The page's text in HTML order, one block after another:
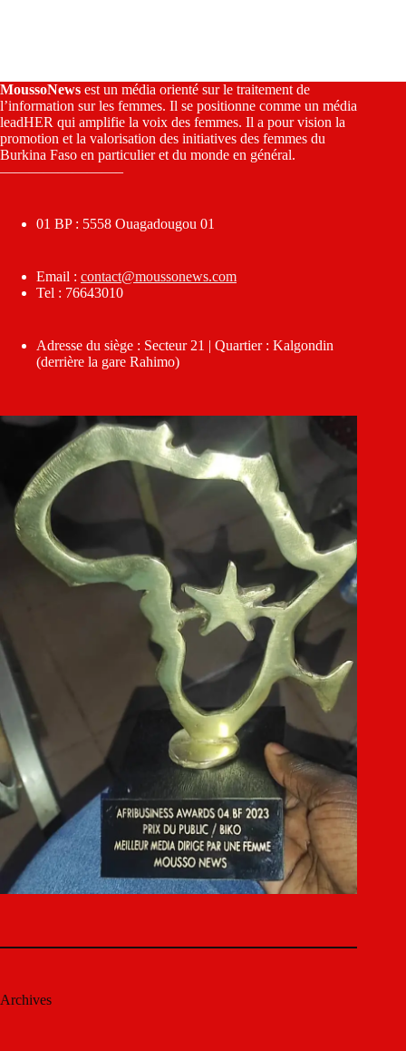
MoussoNews est un média orienté sur le traitement de
l’information sur les femmes. Il se positionne comme un média
leadHER qui amplifie la voix des femmes. Il a pour vision la
promotion et la valorisation des initiatives des femmes du
Burkina Faso en particulier et du monde en général.
————————–
01 BP : 5558 Ouagadougou 01
Email : contact@moussonews.com
Tel : 76643010
Adresse du siège : Secteur 21 | Quartier : Kalgondin
(derrière la gare Rahimo)
Archives